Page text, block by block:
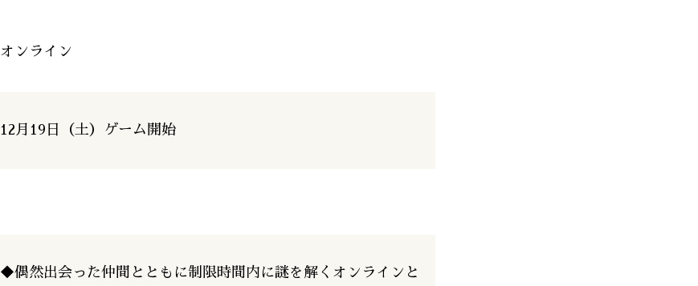
オンライン
12月19日（土）ゲーム開始
◆偶然出会った仲間とともに制限時間内に謎を解くオンラインと